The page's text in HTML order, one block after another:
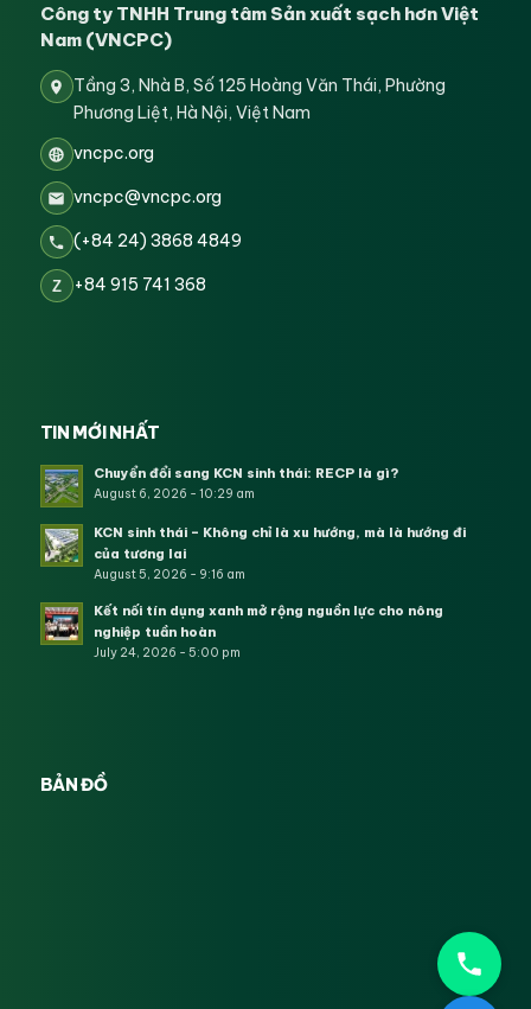
Công ty TNHH Trung tâm Sản xuất sạch hơn Việt
Nam (VNCPC)
Tầng 3, Nhà B, Số 125 Hoàng Văn Thái, Phường
Phương Liệt, Hà Nội, Việt Nam
vncpc.org
vncpc@vncpc.org
(+84 24) 3868 4849
Z +84 915 741 368
TIN MỚI NHẤT
Chuyển đổi sang KCN sinh thái: RECP là gì?
August 6, 2026 - 10:29 am
KCN sinh thái – Không chỉ là xu hướng, mà là hướng đi
của tương lai
August 5, 2026 - 9:16 am
Kết nối tín dụng xanh mở rộng nguồn lực cho nông
nghiệp tuần hoàn
July 24, 2026 - 5:00 pm
BẢN ĐỒ